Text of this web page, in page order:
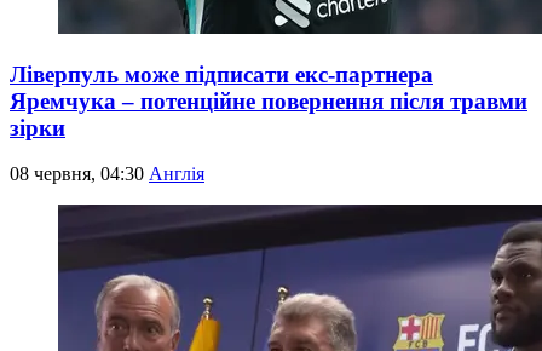
Ліверпуль може підписати екс-партнера
Яремчука – потенційне повернення після травми
зірки
08 червня, 04:30 Англія